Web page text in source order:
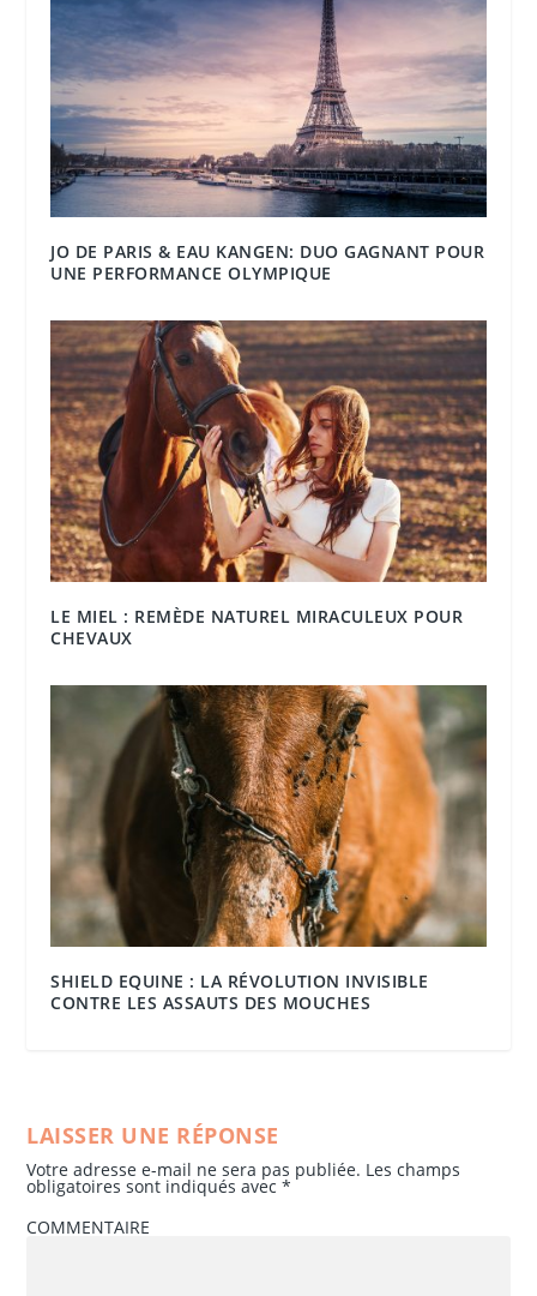
JO DE PARIS & EAU KANGEN: DUO GAGNANT POUR
UNE PERFORMANCE OLYMPIQUE
LE MIEL : REMÈDE NATUREL MIRACULEUX POUR
CHEVAUX
SHIELD EQUINE : LA RÉVOLUTION INVISIBLE
CONTRE LES ASSAUTS DES MOUCHES
LAISSER UNE RÉPONSE
Votre adresse e-mail ne sera pas publiée. Les champs
obligatoires sont indiqués avec*
COMMENTAIRE